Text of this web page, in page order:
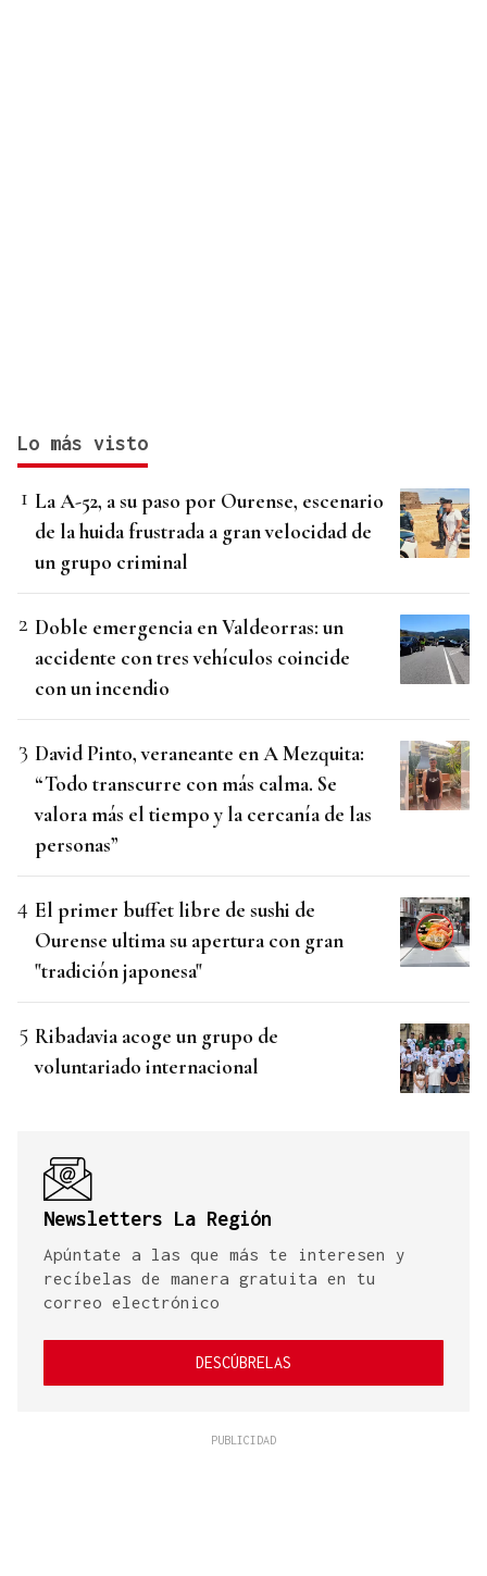
Lo más visto
La A-52, a su paso por Ourense, escenario
de la huida frustrada a gran velocidad de
un grupo criminal
Doble emergencia en Valdeorras: un
accidente con tres vehículos coincide
con un incendio
David Pinto, veraneante en A Mezquita:
“Todo transcurre con más calma. Se
valora más el tiempo y la cercanía de las
personas”
El primer buffet libre de sushi de
Ourense ultima su apertura con gran
"tradición japonesa"
Ribadavia acoge un grupo de
voluntariado internacional
Newsletters La Región
Apúntate a las que más te interesen y
recíbelas de manera gratuita en tu
correo electrónico
DESCÚBRELAS